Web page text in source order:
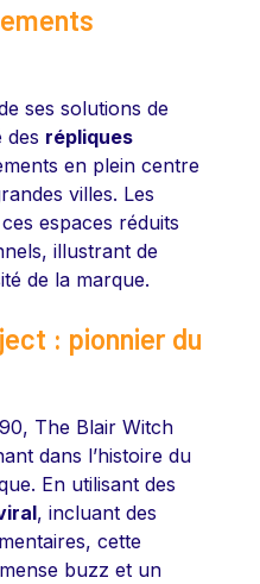
ses solutions de
des répliques
en plein centre
villes. Les
espaces réduits
illustrant de
de la marque.
: pionnier du
The Blair Witch
dans l’histoire du
En utilisant des
, incluant des
cette
buzz et un